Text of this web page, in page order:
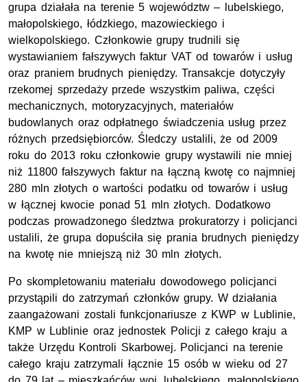
grupa działała na terenie 5 województw – lubelskiego,
małopolskiego, łódzkiego, mazowieckiego i
wielkopolskiego. Członkowie grupy trudnili się
wystawianiem fałszywych faktur VAT od towarów i usług
oraz praniem brudnych pieniędzy. Transakcje dotyczyły
rzekomej sprzedaży przede wszystkim paliwa, części
mechanicznych, motoryzacyjnych, materiałów
budowlanych oraz odpłatnego świadczenia usług przez
różnych przedsiębiorców. Śledczy ustalili, że od 2009
roku do 2013 roku członkowie grupy wystawili nie mniej
niż 11800 fałszywych faktur na łączną kwotę co najmniej
280 mln złotych o wartości podatku od towarów i usług
w łącznej kwocie ponad 51 mln złotych. Dodatkowo
podczas prowadzonego śledztwa prokuratorzy i policjanci
ustalili, że grupa dopuściła się prania brudnych pieniędzy
na kwotę nie mniejszą niż 30 mln złotych.
Po skompletowaniu materiału dowodowego policjanci
przystąpili do zatrzymań członków grupy. W działania
zaangażowani zostali funkcjonariusze z KWP w Lublinie,
KMP w Lublinie oraz jednostek Policji z całego kraju a
także Urzędu Kontroli Skarbowej. Policjanci na terenie
całego kraju zatrzymali łącznie 15 osób w wieku od 27